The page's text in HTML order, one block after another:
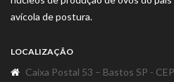
avícola de postura.
LOCALIZAÇÃO
Caixa Postal 53 – Bastos SP -